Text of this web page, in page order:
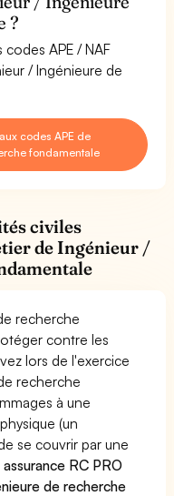
?
APE / NAF
/ Ingénieure de
codes APE de
fondamentale
civiles
de Ingénieur /
recherche
contre les
lors de l'exercice
recherche
à une
(un
se couvrir par une
assurance RC PRO
de recherche